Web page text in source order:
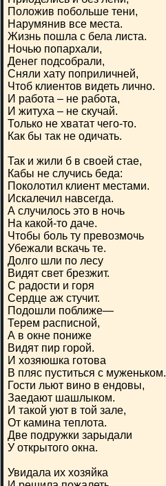
Положив побольше тени,
Нарумянив все места.
Жизнь пошла с бела листа.
Ночью попархали,
Денег подсобрали,
Сняли хату поприличней,
Чтоб клиентов видеть лично.
И работа – не работа,
И житуха – не скучай.
Только не хватат чего-то.
Как бы так не одичать.
Так и жили б в своей стае,
Кабы не случись беда:
Поколотил клиент местами.
Искалечил навсегда.
А случилось это в ночь
На какой-то даче.
Чтобы боль ту превозмочь
Убежали вскачь те.
Долго шли по лесу
Видят свет брезжит.
С радости и горя
Сердце аж стучит.
Подошли поближе—
Терем расписной,
А в окне пониже
Видят пир горой.
И хозяюшка готова
В пляс пуститься с муженьком.
Гости льют вино в ендовы,
Заедают шашлыком.
И такой уют в той зале,
От камина теплота.
Две подружки зарыдали
У открытого окна.
Увидала их хозяйка